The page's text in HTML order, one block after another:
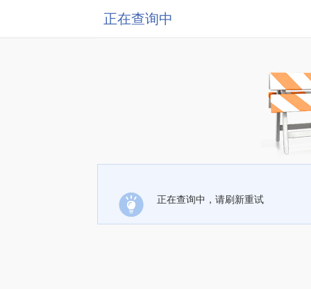
正在查询中
正在查询中，请刷新重试